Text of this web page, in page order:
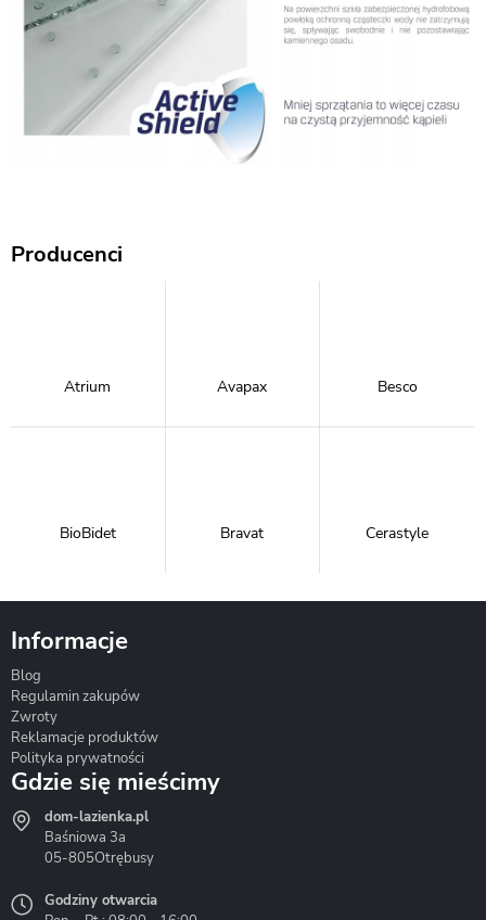
Producenci
Atrium Avapax Besco
BioBidet Bravat Cerastyle
Hydrostop
Informacje
Blog
Regulamin zakupów
Zwroty
Reklamacje produktów
Polityka prywatności
Gdzie się mieścimy
dom-lazienka.pl
Baśniowa 3a
05-805Otrębusy
Godziny otwarcia